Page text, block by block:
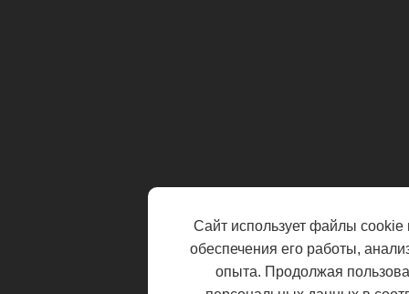
Сайт использует файлы cookie
обеспечения его работы,
опыта. Продолжая